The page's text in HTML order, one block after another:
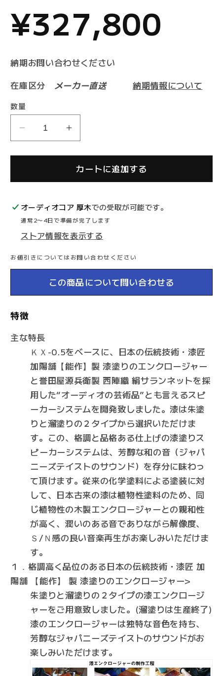
通
常
価
格
¥327,800
納期お問い合わせください
在庫区分 メーカー直送 納期情報について
数量
KRIPTON
KX-
0.5U
塗
ッ
ク
シ
ェ
ル
ス
ー
カ
の
量
減
KRIPTON
KX-
0.5U
漆
塗
ッ
ク
シ
ェ
ル
フ
ス
ー
の
数
量
を
増
や
カートに追加する
オーディオコア 厚木での受取が可能です。
通常2〜4日で準備が完了します
ストア情報を表示する
お値引きについてはお問い合わせください
この商品について問い合わせる
特徴
主な特長
ＫＸ-0.5をベースに、日本の伝統技術・漆匠
加陽舗【能作】製 漆塗りのエンクロージャー
と誉田屋源兵衛製 西陣織 絹サランネットを採
用した“オーディオの芸術品”とも言えるスピ
ーカーシステムを開発致しました。漆は朱塗
りと溜塗りの２タイプから選択いただけま
す。この、格調と品格ある仕上げの漆塗りス
ピーカーシステムは、芳醇な和の音（ジャパ
ニーズテイストのサウンド）を存分に味わっ
て頂けます。従来の化学塗料による塗装に対
して、日本古来の漆は植物性塗料のため、同
じ植物性の木製エンクロージャーとの親和性
が高く、潤いのある音でありながら解像度、
Ｓ/Ｎ感の良い音楽再生がお楽しみいただけま
す。
１．格調高く品位のある日本の伝統技術・漆匠 加
陽舗 【能作】 製 漆塗りのエンクロージャー>
朱塗りと溜塗りの２タイプの漆エンクロージ
ャーをご用意致しました。(溜塗りは生産終了)
漆のエンクロージャーは独特な音色を持ち、
芳醇なジャパニーズテイストのサウンドがお
楽しみいただけます。